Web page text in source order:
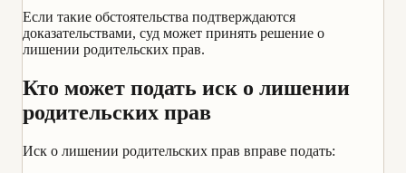
Если такие обстоятельства подтверждаются
доказательствами, суд может принять решение о
лишении родительских прав.
Кто может подать иск о лишении
родительских прав
Иск о лишении родительских прав вправе подать: